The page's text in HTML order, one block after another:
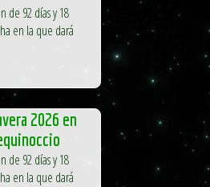
de 92 días y 18
en la que dará
2026 en
de 92 días y 18
en la que dará